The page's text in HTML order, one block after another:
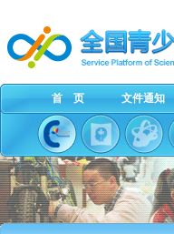
首 页 文件通知